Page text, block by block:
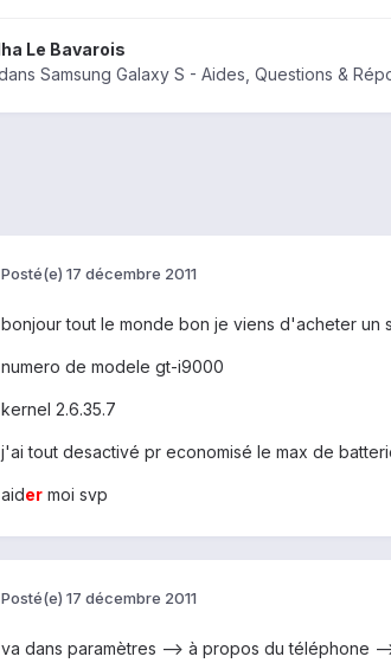
Le Bavarois
Samsung Galaxy S - Aides, Questions &
Posté(e) 17 décembre 2011
bonjour tout le monde bon je viens d'acheter un
numero de modele gt-i9000
kernel 2.6.35.7
j'ai tout desactivé pr economisé le max de
aider moi svp
Posté(e) 17 décembre 2011
va dans paramètres --> à propos du téléphone